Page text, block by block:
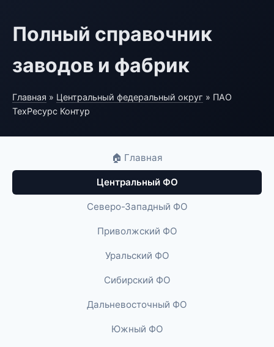
Полный справочник
заводов и фабрик
Главная » Центральный федеральный округ » ПАО
ТехРесурс Контур
🏠 Главная
Центральный ФО
Северо-Западный ФО
Приволжский ФО
Уральский ФО
Сибирский ФО
Дальневосточный ФО
Южный ФО